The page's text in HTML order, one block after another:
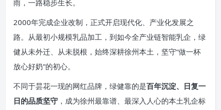
雨，一路稳步生长。
2000年完成企业改制，正式开启现代化、产业化发展之
路。从最初小规模乳品加工，到如今全产业链智能乳企，绿
健从未外迁、从未脱根，始终深耕徐州本土，坚守“做一杯
放心好奶”的初心。
不同于昙花一现的网红品牌，绿健靠的是百年沉淀、日复一
日的品质坚守 ，成为徐州最靠谱、最深入人心的本土乳企标